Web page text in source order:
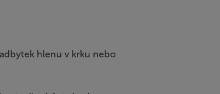
hlenu v krku nebo